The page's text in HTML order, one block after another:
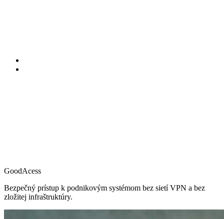
GoodAcess
Bezpečný prístup k podnikovým systémom bez sietí VPN a bez
zložitej infraštruktúry.